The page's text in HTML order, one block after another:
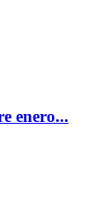
enero...